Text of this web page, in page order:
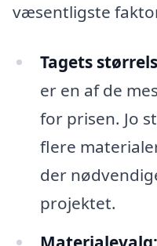
væsentligste
Tagets
er en af de
for prisen. Jo
flere
der
projektet.